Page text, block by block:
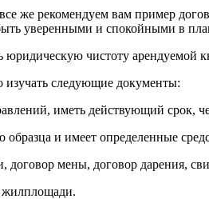
же рекомендуем вам пример
уверенными и спокойными в
юридическую чистоту арендуемой
изучать следующие документы:
иметь действующий срок,
образца и имеет определенные
мены, договор дарения,
жилплощади.